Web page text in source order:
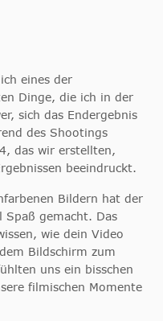
eines der
Dinge, die ich in der
sich das Endergebnis
des Shootings
das wir erstellten,
beeindruckt.
Bildern hat der
Spaß gemacht. Das
wie dein Video
Bildschirm zum
uns ein bisschen
filmischen Momente